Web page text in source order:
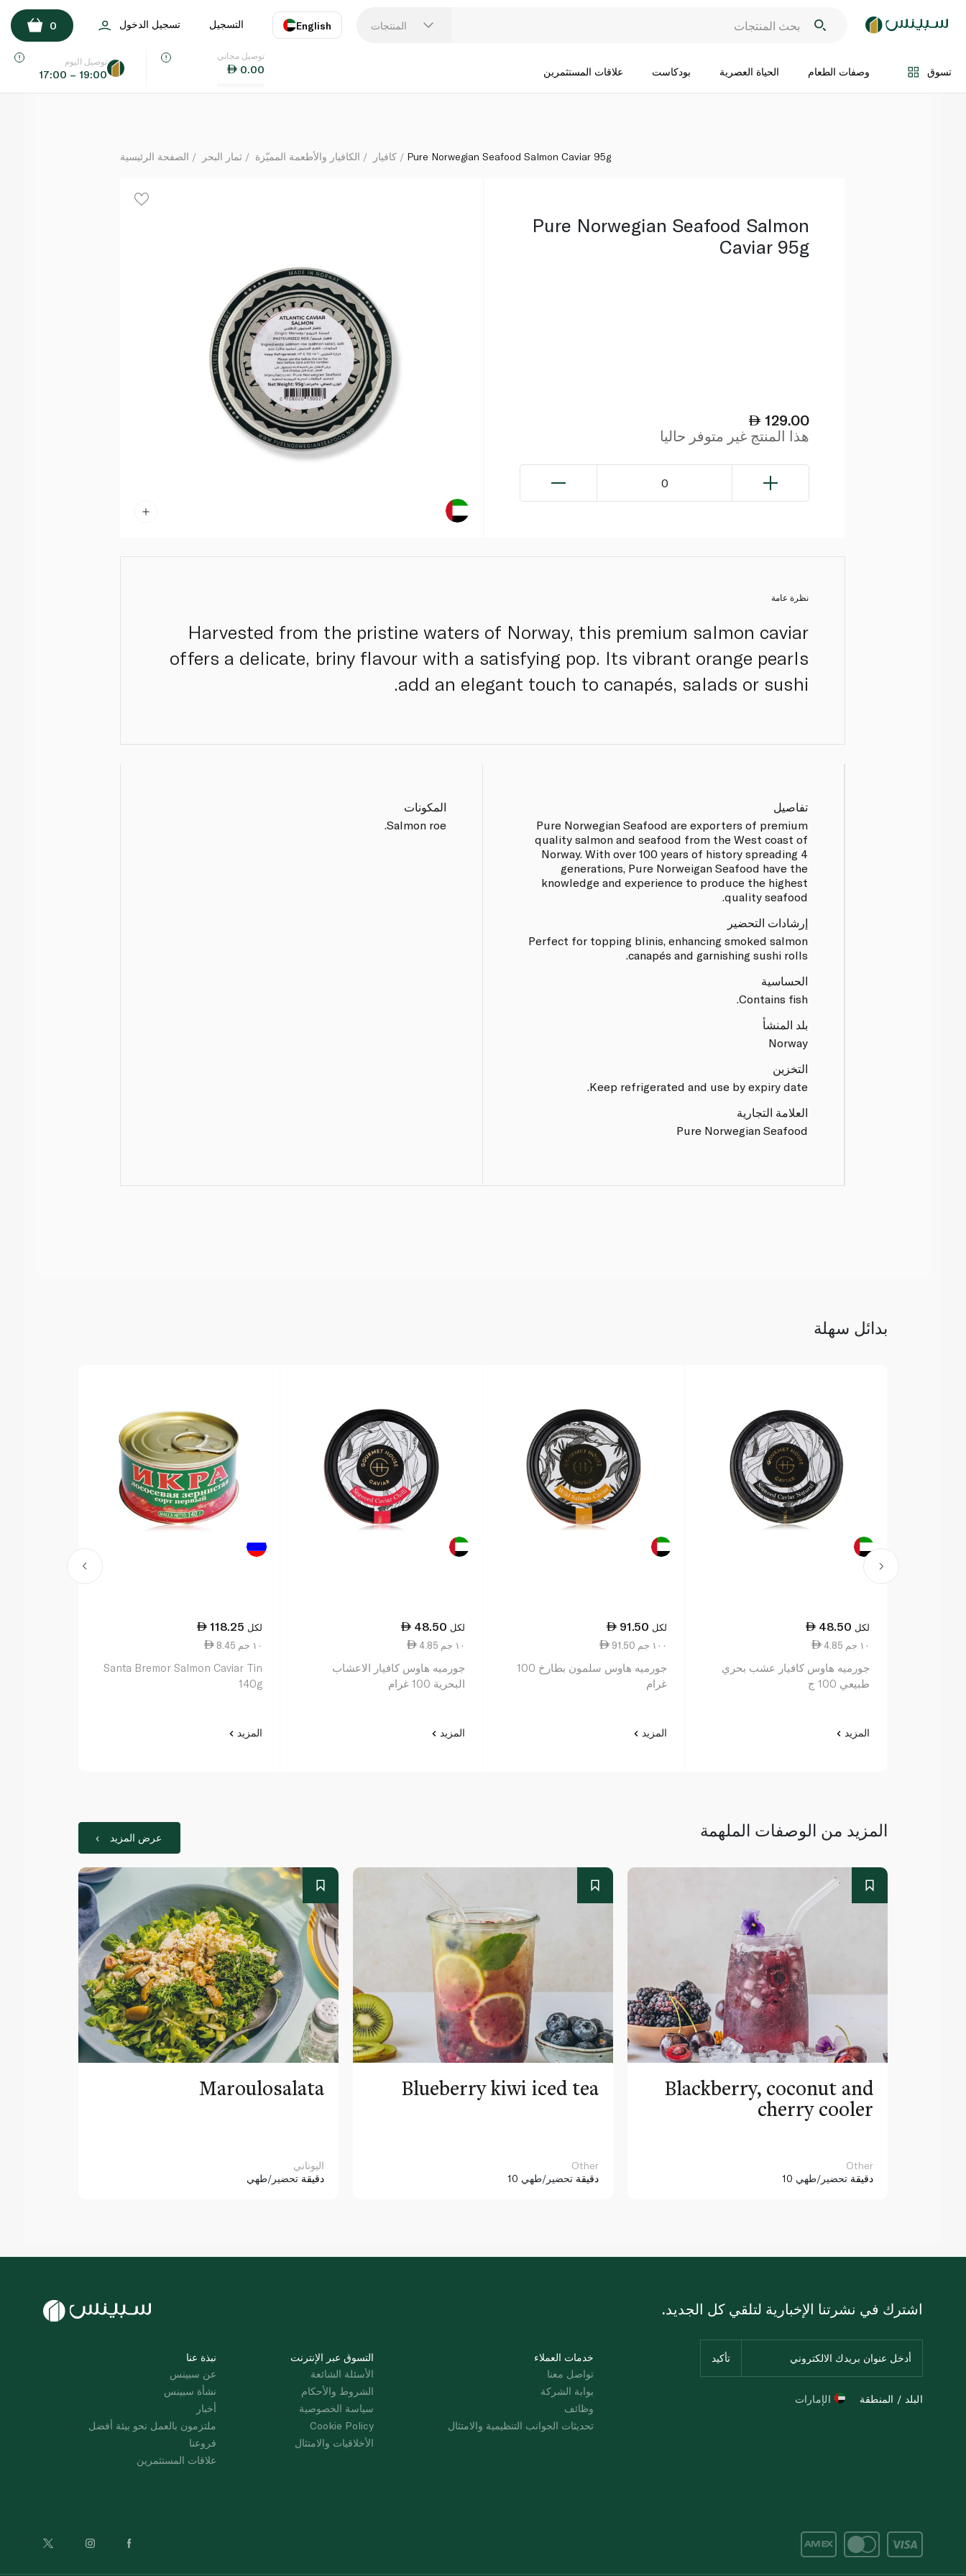
المنتجات English
اللغة
التسجيل تسجيل الدخول 0
تسوق وصفات الطعام الحياة العصرية بودكاست علاقات المستثمرين
توصيل مجاني
0.00
توصيل اليوم
17:00 – 19:00
Pure Norwegian Seafood Salmon Caviar 95g
اضف الى السلة
الصفحة الرئيسية ثمار البحر الكافيار والأطعمة المميّزة كافيار Pure Norwegian Seafood Salmon Caviar 95g
Pure Norwegian Seafood Salmon
Caviar 95g
129.00
هذا المنتج غير متوفر حاليا
0
نظرة عامة
Harvested from the pristine waters of Norway, this premium salmon caviar
offers a delicate, briny flavour with a satisfying pop. Its vibrant orange pearls
add an elegant touch to canapés, salads or sushi.
تفاصيل
Pure Norwegian Seafood are exporters of premium
quality salmon and seafood from the West coast of
Norway. With over 100 years of history spreading 4
generations, Pure Norweigan Seafood have the
knowledge and experience to produce the highest
quality seafood.
إرشادات التحضير
Perfect for topping blinis, enhancing smoked salmon
canapés and garnishing sushi rolls.
الحساسية
Contains fish.
بلد المنشأ
Norway
التخزين
Keep refrigerated and use by expiry date.
العلامة التجارية
Pure Norwegian Seafood
المكونات
Salmon roe.
بدائل سهلة
48.50 لكل
4.85 ١٠ جم
جورميه هاوس كافيار عشب بحري
طبيعي 100 ج
المزيد
91.50 لكل
91.50 ١٠٠ جم
جورميه هاوس سلمون بطارخ 100
غرام
المزيد
48.50 لكل
4.85 ١٠ جم
جورميه هاوس كافيار الاعشاب
البحرية 100 غرام
المزيد
118.25 لكل
8.45 ١٠ جم
Santa Bremor Salmon Caviar Tin
140g
المزيد
المزيد من الوصفات الملهمة عرض المزيد
Maroulosalata
اليوناني
دقيقة تحضير/طهي
Blueberry kiwi iced tea
Other
10 دقيقة تحضير/طهي
Blackberry, coconut and
cherry cooler
Other
10 دقيقة تحضير/طهي
نبذة عنا
عن سبينس
نشأة سبينس
أخبار
ملتزمون بالعمل نحو بيئة أفضل
فروعنا
علاقات المستثمرين
التسوق عبر الإنترنت
الأسئلة الشائعة
الشروط والأحكام
سياسة الخصوصية
Cookie Policy
الأخلاقيات والامتثال
خدمات العملاء
تواصل معنا
بوابة الشركة
وظائف
تحديثات الجوانب التنظيمية والامتثال
اشترك في نشرتنا الإخبارية لتلقي كل الجديد.
البلد / المنطقة الإمارات